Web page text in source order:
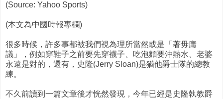
(Source: Yahoo Sports)
(本文為中國時報專欄)
很多時候，許多事都被我們視為理所當然或是「著毋庸
議」，例如穿鞋子之前要先穿襪子、吃泡麵要沖熱水、老婆
永遠是對的，還有，史隆(Jerry Sloan)是猶他爵士隊的總教
練。
不久前讀到一篇文章後才恍然發現，今年已經是史隆執教爵